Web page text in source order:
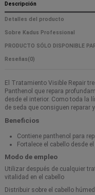
Descripción
Detalles del producto
Sobre Kadus Professional
PRODUCTO SÓLO DISPONIBLE
Reseñas(0)
El Tratamiento Visible Repair
Panthenol que repara
desde el interior. Como toda la
de seda que consiguen reparar
Beneficios
Contiene panthenol para
Fortalece el cabello desde
Modo de empleo
Utilizar después de cualquier
vitalidad en el cabello
Distribuir sobre el cabello